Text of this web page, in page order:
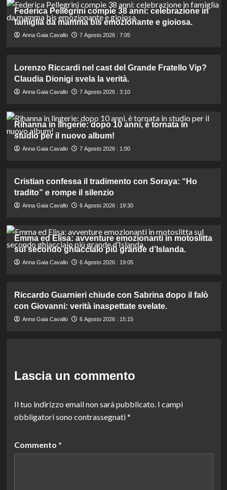
Federica Pellegrini compie 38 anni: celebrazione in
famiglia da mamma bis emozionante e gioiosa.
Anna Gaia Cavallo 7 Agosto 2026 : 7:05
Lorenzo Riccardi nel cast del Grande Fratello Vip?
Claudia Dionigi svela la verità.
Anna Gaia Cavallo 7 Agosto 2026 : 3:10
Rihanna in lingerie: dopo 10 anni, è tornata in
studio per il nuovo album!
Anna Gaia Cavallo 7 Agosto 2026 : 1:00
Cristian confessa il tradimento con Soraya: “Ho
tradito” e rompe il silenzio
Anna Gaia Cavallo 6 Agosto 2026 : 19:30
Emma ed Elisa: avventure emozionanti in motoslitta
sul secondo ghiacciaio più grande d’Islanda.
Anna Gaia Cavallo 6 Agosto 2026 : 19:05
Riccardo Guarnieri chiude con Sabrina dopo il falò
con Giovanni: verità inaspettate svelate.
Anna Gaia Cavallo 6 Agosto 2026 : 15:15
Lascia un commento
Il tuo indirizzo email non sarà pubblicato. I campi
obbligatori sono contrassegnati*
Commento *